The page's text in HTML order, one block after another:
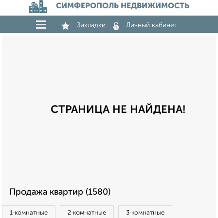
СИМФЕРОПОЛЬ НЕДВИЖИМОСТЬ
Закладки Личный кабинет
СТРАНИЦА НЕ НАЙДЕНА!
Продажа квартир (1580)
1‑комнатные 2‑комнатные 3‑комнатные